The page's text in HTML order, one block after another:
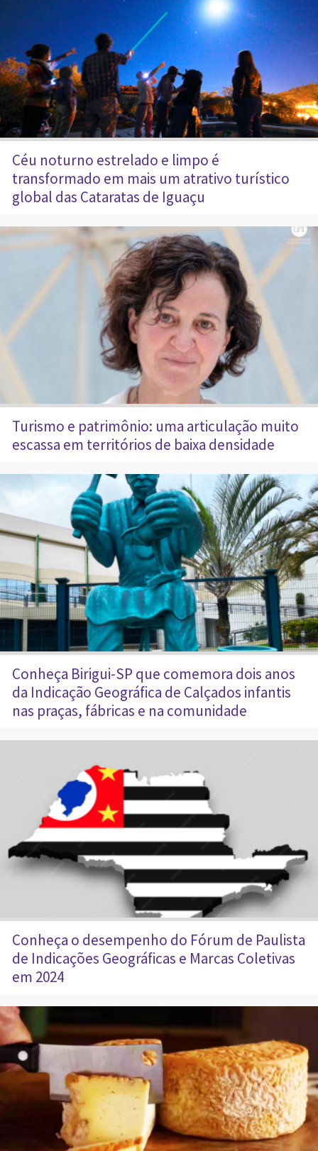
Céu noturno estrelado e limpo é
transformado em mais um atrativo turístico
global das Cataratas de Iguaçu
Turismo e patrimônio: uma articulação muito
escassa em territórios de baixa densidade
Conheça Birigui-SP que comemora dois anos
da Indicação Geográfica de Calçados infantis
nas praças, fábricas e na comunidade
Conheça o desempenho do Fórum de Paulista
de Indicações Geográficas e Marcas Coletivas
em 2024